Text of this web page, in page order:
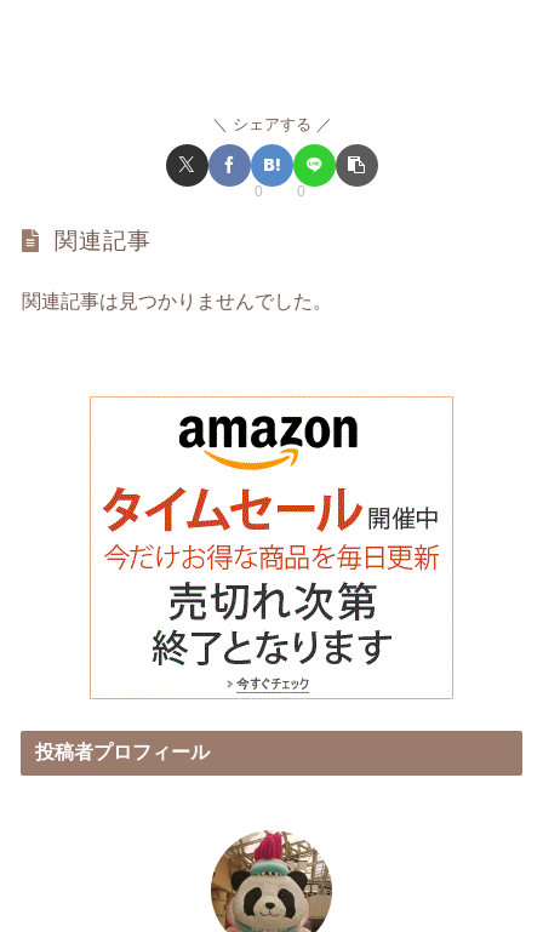
シェアする
0 0
関連記事
関連記事は見つかりませんでした。
投稿者プロフィール